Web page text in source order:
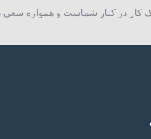
در کنار شماست و همواره سعی